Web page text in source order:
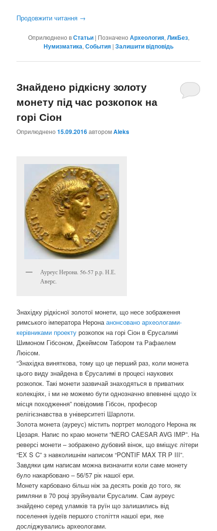
Продовжити читання →
Оприлюднено в Статьи | Позначено Археология,ЛикБез,
Нумизматика,События | Залишити відповідь
Знайдено рідкісну золоту
монету під час розкопок на
горі Сіон
Оприлюднено15.09.2016авторомAleks
Ауреус Нерона. 56-57 р.р. Н.Е.
Аверс.
Знахідку рідкісної золотої монети, що несе зображення
римського імператора Неронаанонсовано археологами-
керівниками проекту розкопок на горі Сіон в Єрусалимі
Шимоном Гібсоном, Джеймсом Табором та Рафаелем
Люісом.
“Знахідка виняткова, тому що це перший раз, коли монета
цього виду знайдена в Єрусалимі в процесі наукових
розкопок. Такі монети зазвичай знаходяться в приватних
колекціях, і ми не можемо бути однозначно впевнені щодо їх
місця походження” повідомив Гібсон, професор
релігієзнавства в університеті Шарлоти.
Золота монета (ауреус) містить портрет молодого Нерона як
Цезаря. Напис по краю монети “NERO CAESAR AVG IMP”. На
реверсі монети – зображено дубовий вінок, що вміщує літери
“EХ S C” з навколишнім написом “PONTIF MAX TR P III”.
Завдяки цим написам можна визначити коли саме монету
було накарбовано – 56/57 рік нашої ери.
Монету карбовано більш ніж за десять років до того, як
римляни в 70 році зруйнували Єрусалим. Сам ауреус
знайдено серед уламків та руїн що залишились від
поселення іудеїв першого століття нашої ери, яке
досліджувались археологами.